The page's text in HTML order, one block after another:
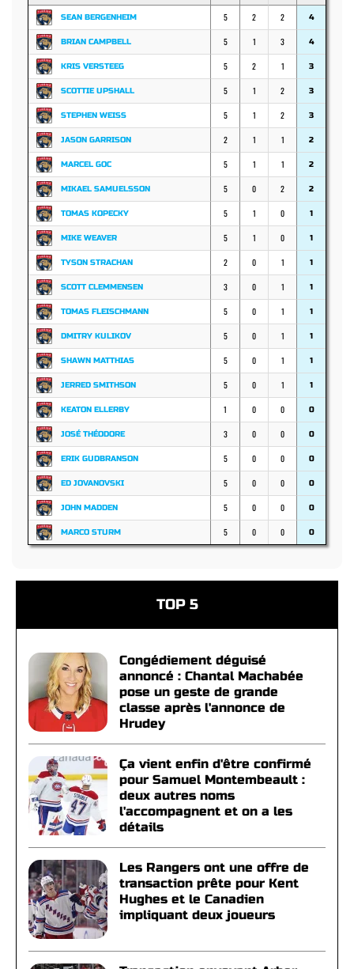
SEAN BERGENHEIM 5 2 2 4
BRIAN CAMPBELL 5 1 3 4
KRIS VERSTEEG 5 2 1 3
SCOTTIE UPSHALL 5 1 2 3
STEPHEN WEISS 5 1 2 3
JASON GARRISON 2 1 1 2
MARCEL GOC 5 1 1 2
MIKAEL SAMUELSSON 5 0 2 2
TOMAS KOPECKY 5 1 0 1
MIKE WEAVER 5 1 0 1
TYSON STRACHAN 2 0 1 1
SCOTT CLEMMENSEN 3 0 1 1
TOMAS FLEISCHMANN 5 0 1 1
DMITRY KULIKOV 5 0 1 1
SHAWN MATTHIAS 5 0 1 1
JERRED SMITHSON 5 0 1 1
KEATON ELLERBY 1 0 0 0
JOSÉ THÉODORE 3 0 0 0
ERIK GUDBRANSON 5 0 0 0
ED JOVANOVSKI 5 0 0 0
JOHN MADDEN 5 0 0 0
MARCO STURM 5 0 0 0
TOP 5
Congédiement déguisé
annoncé : Chantal Machabée
pose un geste de grande
classe après l'annonce de
Hrudey
Ça vient enfin d'être confirmé
pour Samuel Montembeault :
deux autres noms
l'accompagnent et on a les
détails
Les Rangers ont une offre de
transaction prête pour Kent
Hughes et le Canadien
impliquant deux joueurs